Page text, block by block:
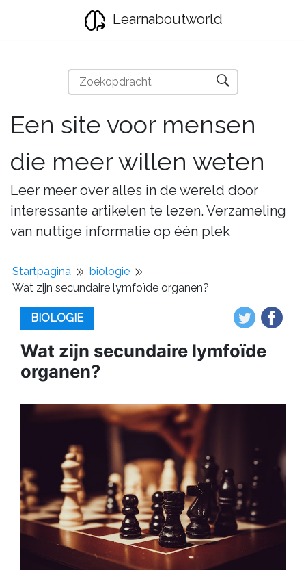
Learnaboutworld
Een site voor mensen
die meer willen weten
Leer meer over alles in de wereld door
interessante artikelen te lezen. Verzameling
van nuttige informatie op één plek
Startpagina
biologie
Wat zijn secundaire lymfoïde organen?
BIOLOGIE
Wat zijn secundaire lymfoïde
organen?